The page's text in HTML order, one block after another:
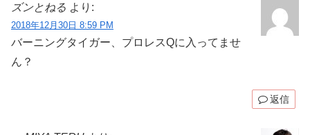
ズンとねる より:
2018年12月30日 8:59 PM
バーニングタイガー、プロレスQに入ってませ
ん？
返信